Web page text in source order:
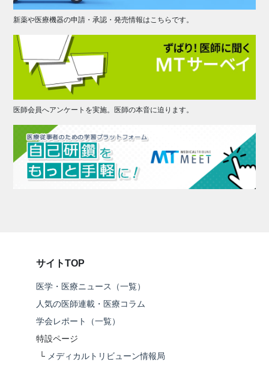
新薬や医療機器の申請・承認・発売情報はこちらです。
医師会員へアンケートを実施。医師の本音に迫ります。
サイトTOP
医学・医療ニュース（一覧）
人気の医師連載・医療コラム
学会レポート（一覧）
特設ページ
└ メディカルトリビューン情報局